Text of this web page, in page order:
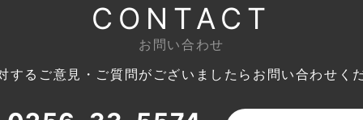
CONTACT
お問い合わせ
するご意見・ご質問がございましたら お問い合わせく